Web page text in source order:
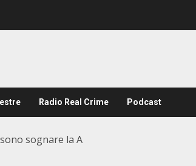
Radio Real Crime Podcast
sognare la A